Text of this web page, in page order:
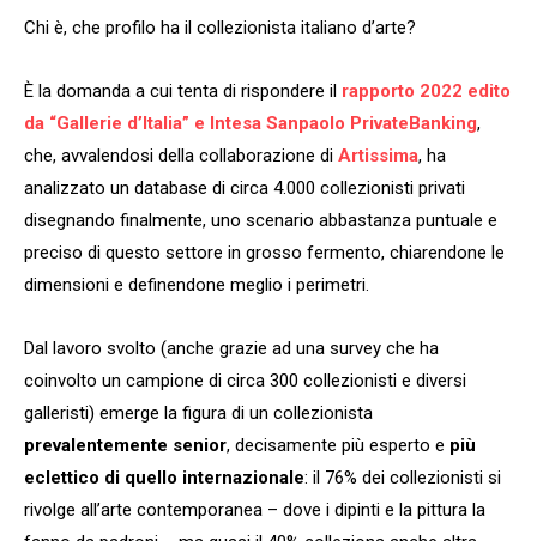
Chi è, che profilo ha il collezionista italiano d’arte?
È la domanda a cui tenta di rispondere il rapporto 2022 edito
da “Gallerie d’Italia” e Intesa Sanpaolo PrivateBanking,
che, avvalendosi della collaborazione di Artissima, ha
analizzato un database di circa 4.000 collezionisti privati
disegnando finalmente, uno scenario abbastanza puntuale e
preciso di questo settore in grosso fermento, chiarendone le
dimensioni e definendone meglio i perimetri.
Dal lavoro svolto (anche grazie ad una survey che ha
coinvolto un campione di circa 300 collezionisti e diversi
galleristi) emerge la figura di un collezionista
prevalentemente senior, decisamente più esperto e più
eclettico di quello internazionale: il 76% dei collezionisti si
rivolge all’arte contemporanea – dove i dipinti e la pittura la